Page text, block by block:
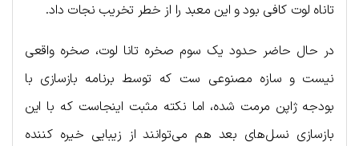
تاناه لوت کافی بود و این معبد را از خطر تخریب نجات داد.
در حال حاضر حدود یک سوم صخره تانا لوت، صخره واقعی
نیست و سازه مصنوعی ست که توسط برنامه بازسازی با
بودجه ژاپن مرمت شده، اما نکته مثبت اینجاست که با این
بازسازی نسل‌های بعد هم می‌توانند از زیبایی خیره کننده